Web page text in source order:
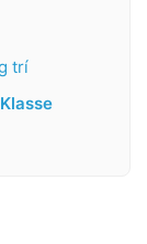
trí